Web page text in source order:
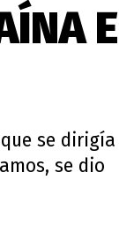
E
se dirigía
se dio